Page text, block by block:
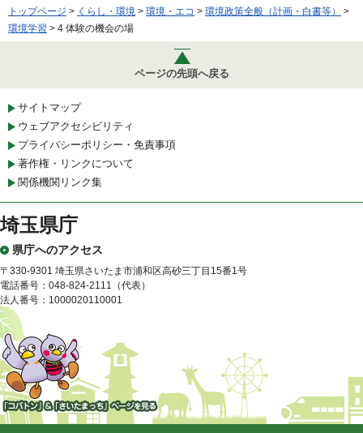
トップページ > くらし・環境 > 環境・エコ > 環境政策全般（計画・白書等）
>
環境学習 > 4 体験の機会の場
ページの先頭へ戻る
サイトマップ
ウェブアクセシビリティ
プライバシーポリシー・免責事項
著作権・リンクについて
関係機関リンク集
埼玉県庁
県庁へのアクセス
〒330-9301 埼玉県さいたま市浦和区高砂三丁目15番1号
電話番号：048-824-2111（代表）
法人番号：1000020110001
「コバトン」&「さいたまっ
ち」